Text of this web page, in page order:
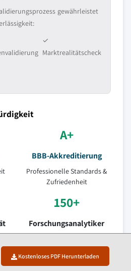
Kostenloses PDF Herunterladen
gewährleistet
✓
Marktrealitätscheck
A+
BBB-Akkreditierung
Professionelle Standards &
Zufriedenheit
150+
Forschungsanalytiker
Branchenbereiche